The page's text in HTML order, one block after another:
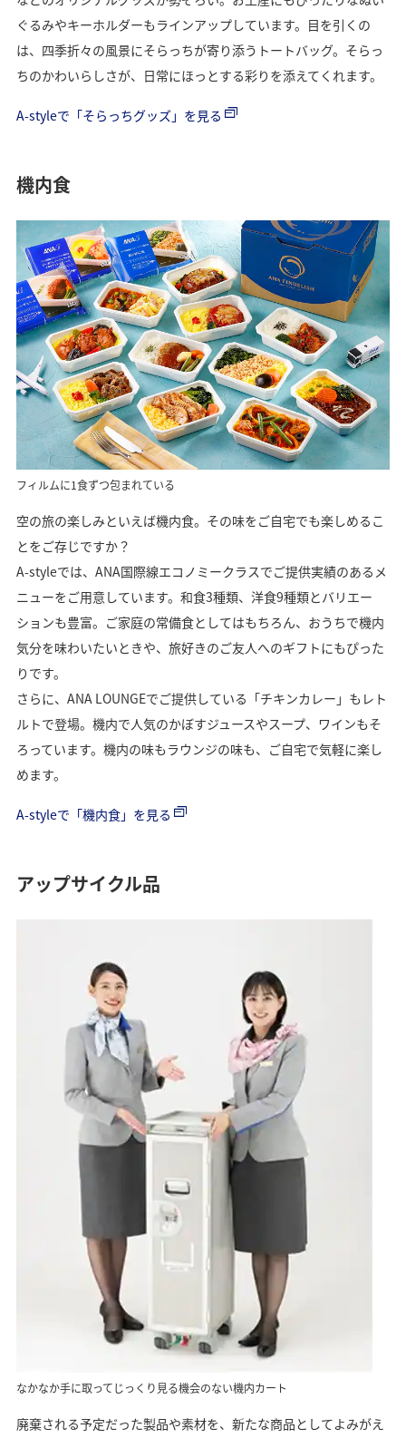
ぐるみやキーホルダーもラインアップしています。目を引くの
は、四季折々の風景にそらっちが寄り添うトートバッグ。そらっ
ちのかわいらしさが、日常にほっとする彩りを添えてくれます。
A-styleで「そらっちグッズ」を見る
機内食
フィルムに1食ずつ包まれている
空の旅の楽しみといえば機内食。その味をご自宅でも楽しめるこ
とをご存じですか？
A-styleでは、ANA国際線エコノミークラスでご提供実績のあるメ
ニューをご用意しています。和食3種類、洋食9種類とバリエー
ションも豊富。ご家庭の常備食としてはもちろん、おうちで機内
気分を味わいたいときや、旅好きのご友人へのギフトにもぴった
りです。
さらに、ANA LOUNGEでご提供している「チキンカレー」もレト
ルトで登場。機内で人気のかぼすジュースやスープ、ワインもそ
ろっています。機内の味もラウンジの味も、ご自宅で気軽に楽し
めます。
A-styleで「機内食」を見る
アップサイクル品
なかなか手に取ってじっくり見る機会のない機内カート
廃棄される予定だった製品や素材を、新たな商品としてよみがえ